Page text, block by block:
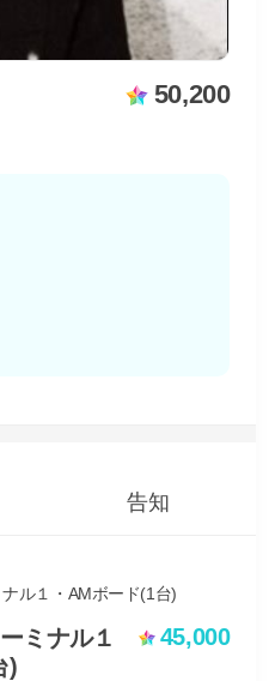
50,200
告知
ミナル１
)
45,000